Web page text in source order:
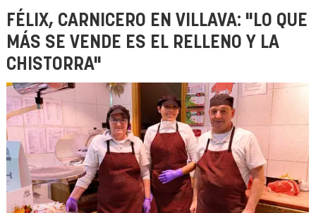
FÉLIX, CARNICERO EN VILLAVA: "LO QUE
MÁS SE VENDE ES EL RELLENO Y LA
CHISTORRA"